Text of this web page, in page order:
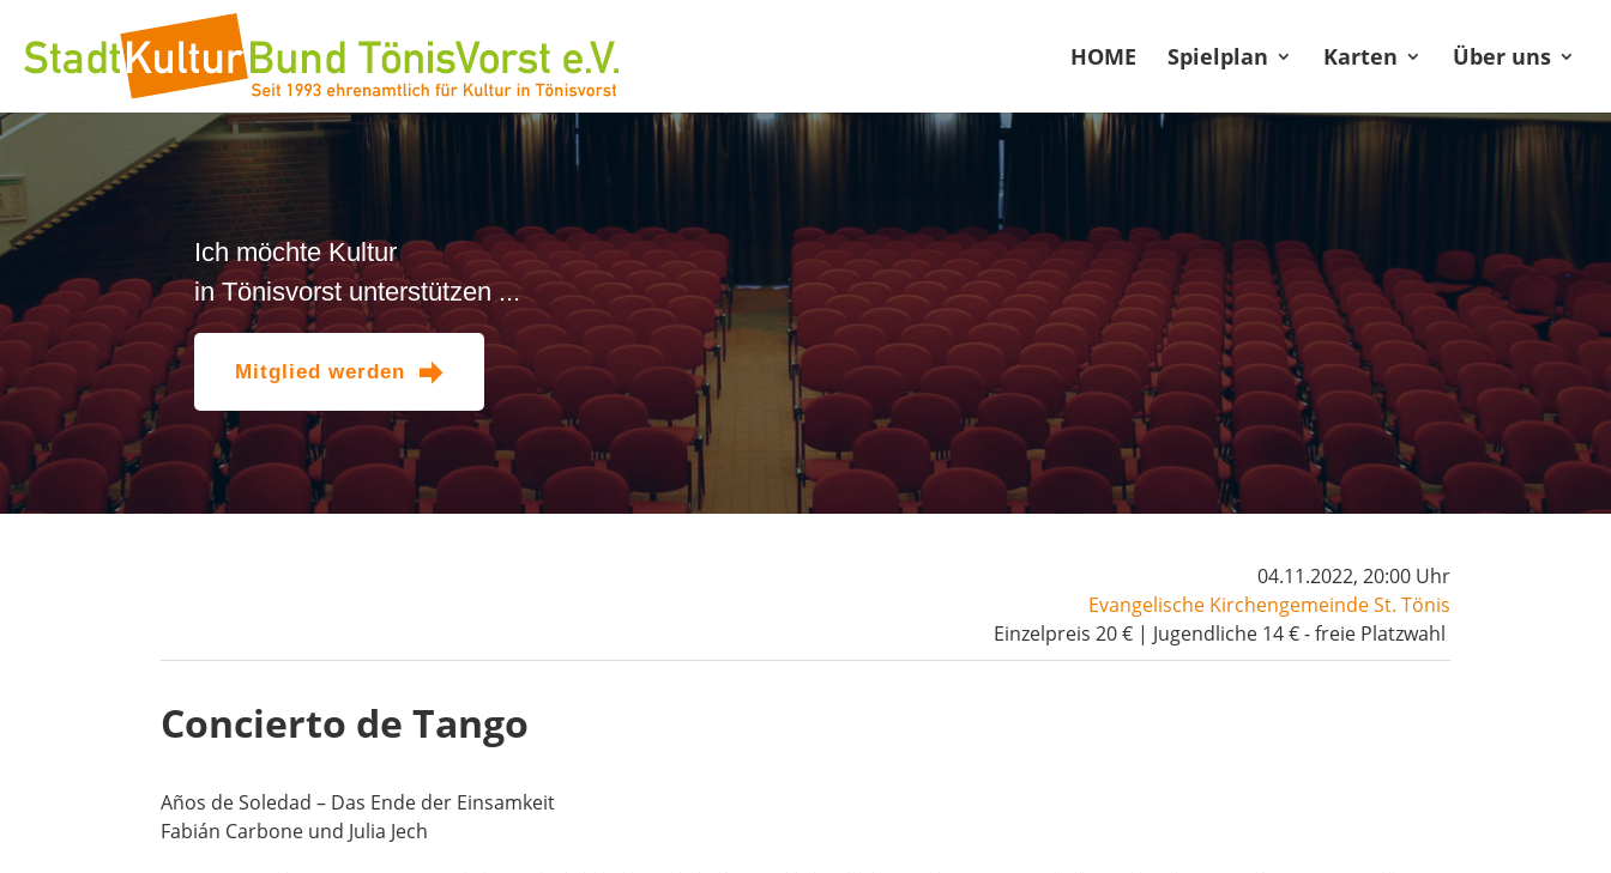
HOME Spielplan Karten Über uns
Mitglied werden
04.11.2022, 20:00 Uhr
Evangelische Kirchengemeinde St. Tönis
Einzelpreis 20 € | Jugendliche 14 € - freie Platzwahl
Concierto de Tango
Años de Soledad – Das Ende der Einsamkeit
Fabián Carbone und Julia Jech